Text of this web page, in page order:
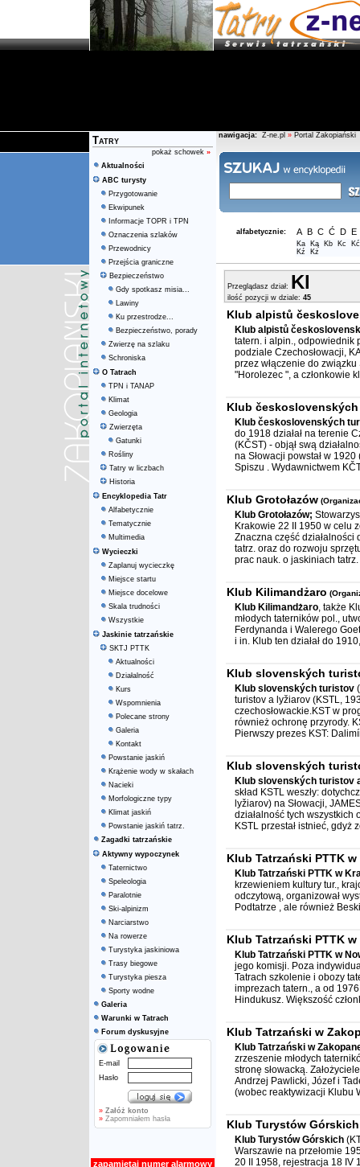
Tatry
pokaż schowek »
Aktualności
ABC turysty
Przygotowanie
Ekwipunek
Informacje TOPR i TPN
Oznaczenia szlaków
Przewodnicy
Przejścia graniczne
Bezpieczeństwo
Gdy spotkasz misia...
Lawiny
Ku przestrodze...
Bezpieczeństwo, porady
Zwierzę na szlaku
Schroniska
O Tatrach
TPN i TANAP
Klimat
Geologia
Zwierzęta
Gatunki
Rośliny
Tatry w liczbach
Historia
Encyklopedia Tatr
Alfabetycznie
Tematycznie
Multimedia
Wycieczki
Zaplanuj wycieczkę
Miejsce startu
Miejsce docelowe
Skala trudności
Wszystkie
Jaskinie tatrzańskie
SKTJ PTTK
Aktualności
Działalność
Kurs
Wspomnienia
Polecane strony
Galeria
Kontakt
Powstanie jaskiń
Krążenie wody w skałach
Nacieki
Morfologiczne typy
Klimat jaskiń
Powstanie jaskiń tatrz.
Zagadki tatrzańskie
Aktywny wypoczynek
Taternictwo
Speleologia
Paralotnie
Ski-alpinizm
Narciarstwo
Na rowerze
Turystyka jaskiniowa
Trasy biegowe
Turystyka piesza
Sporty wodne
Galeria
Warunki w Tatrach
Forum dyskusyjne
E-mail
Hasło
» Załóż konto
» Zapomniałem hasła
zapamiętaj numer alarmowy
nawigacja: Z-ne.pl » Portal Zakopiański
alfabetycznie: A B C Ć D E
Ka Ką Kb Kc
Kć
Kź
Kż
Przeglądasz dział: Kl
ilość pozycji w dziale: 45
Klub alpistů
Klub alpistů
tatern. i alpin., odpowiednik
podziale Czechosłowacji,
przez włączenie do
"Horolezec ", a członkowie
Klub
Klub československých
do 1918 działał na terenie
(KČST) - objął swą
na Słowacji powstał w
Spiszu . Wydawnictwem
Klub Grotołazów
Klub Grotołazów;
Krakowie 22 II 1950 w celu
Znaczna część działalności
tatrz. oraz do rozwoju
prac nauk. o jaskiniach tatrz.
Klub Kilimandżaro
Klub Kilimandżaro, także
młodych taterników pol.,
Ferdynanda i Walerego
i in. Klub ten działał do
Klub slovenských
Klub slovenských turistov
turistov a lyžiarov (KSTL,
czechosłowackie.KST w
również ochronę przyrody.
Pierwszy prezes KST:
Klub slovenských
Klub slovenských turistov
skład KSTL weszły:
lyžiarov) na Słowacji,
działalność tych wszystkich
KSTL przestał istnieć, gdyż
Klub Tatrzański PTTK
Klub Tatrzański PTTK w
krzewieniem kultury tur.,
odczytową, organizował
Podtatrze , ale również
Klub Tatrzański PTTK
Klub Tatrzański PTTK w
jego komisji. Poza
Tatrach szkolenie i obozy
imprezach tatern., a od
Hindukusz. Większość
Klub Tatrzański w
Klub Tatrzański w
zrzeszenie młodych
stronę słowacką.
Andrzej Pawlicki, Józef i
(wobec reaktywizacji Klubu
Klub Turystów Górskich
Klub Turystów Górskich
Warszawie na przełomie
20 II 1958, rejestracja 18 IV